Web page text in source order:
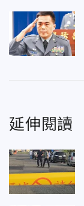
延伸閱讀